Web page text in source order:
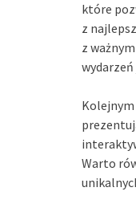
które
z
z
Warto